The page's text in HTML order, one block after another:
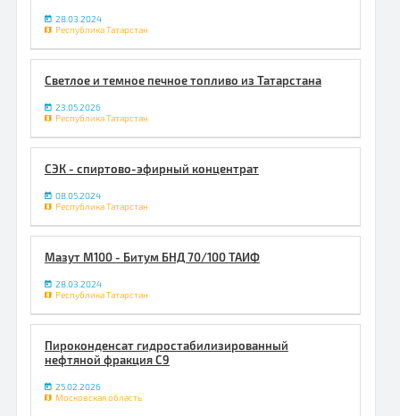
28.03.2024
Республика Татарстан
Светлое и темное печное топливо из Татарстана
23.05.2026
Республика Татарстан
СЭК - спиртово-эфирный концентрат
08.05.2024
Республика Татарстан
Мазут М100 - Битум БНД 70/100 ТАИФ
28.03.2024
Республика Татарстан
Пироконденсат гидростабилизированный
нефтяной фракция С9
25.02.2026
Московская область